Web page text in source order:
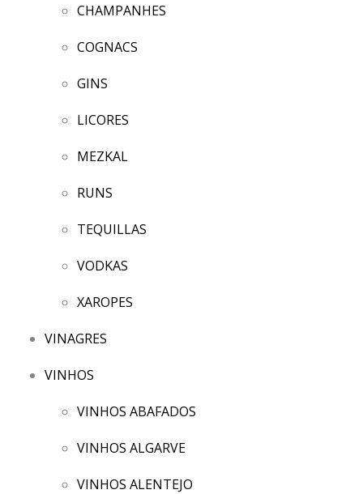
CHAMPANHES
COGNACS
GINS
LICORES
MEZKAL
RUNS
TEQUILLAS
VODKAS
XAROPES
VINAGRES
VINHOS
VINHOS ABAFADOS
VINHOS ALGARVE
VINHOS ALENTEJO